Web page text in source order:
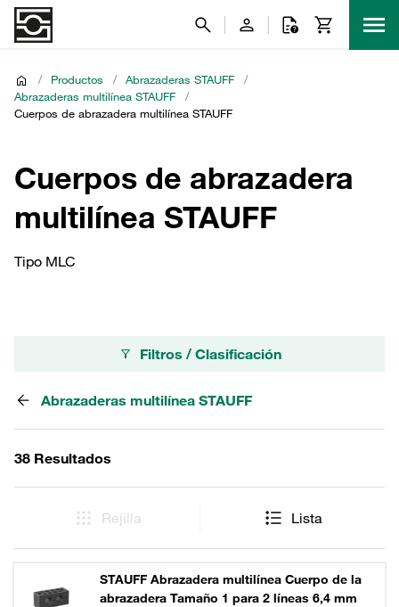
/ Productos / Abrazaderas STAUFF
/
Abrazaderas multilínea STAUFF
/
Cuerpos de abrazadera multilínea STAUFF
Cuerpos de abrazadera
multilínea STAUFF
Tipo MLC
Filtros / Clasificación
Abrazaderas multilínea STAUFF
38 Resultados
Rejilla Lista
STAUFF Abrazadera multilínea Cuerpo de la
abrazadera Tamaño 1 para 2 líneas 6,4 mm